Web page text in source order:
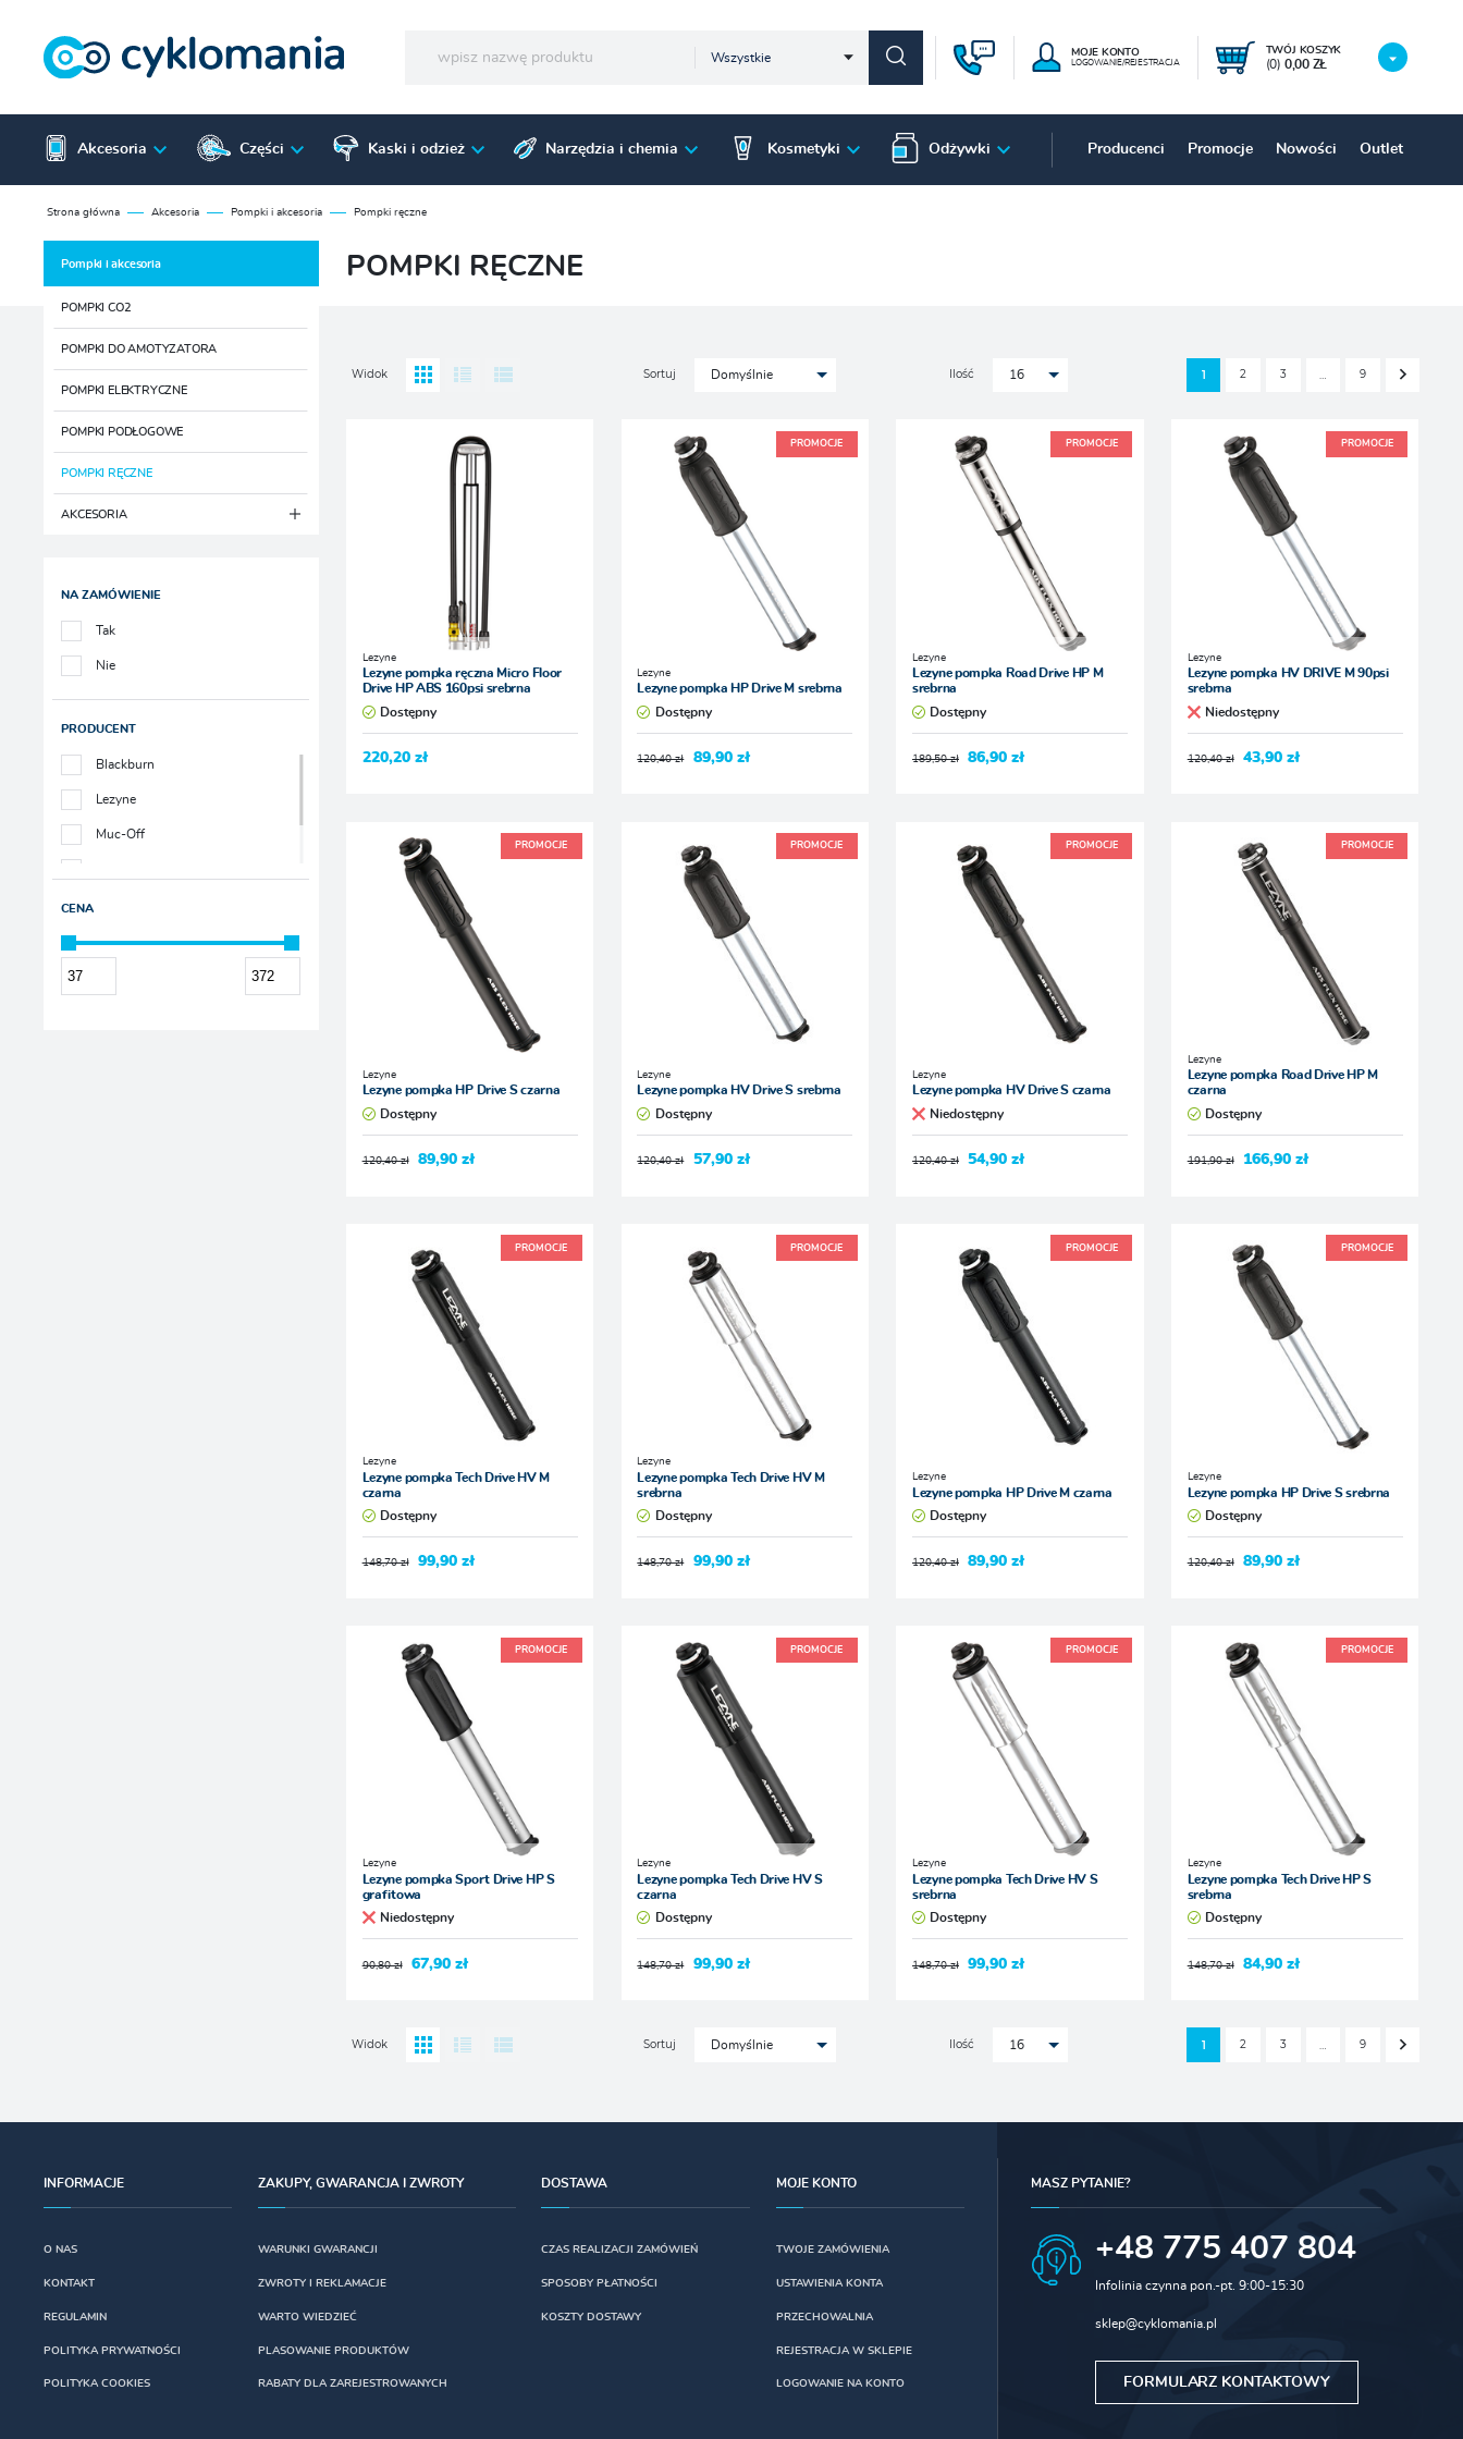
Wszystkie MOJE KONTO
LOGOWANIE/REJESTRACJA
TWÓJ KOSZYK
(0) 0,00 ZŁ
Akcesoria Części Kaski i odzież Narzędzia i chemia Kosmetyki Odżywki Producenci Promocje Nowości Outlet
Strona główna Akcesoria Pompki i akcesoria Pompki ręczne
Pompki i akcesoria
POMPKI CO2
POMPKI DO AMOTYZATORA
POMPKI ELEKTRYCZNE
POMPKI PODŁOGOWE
POMPKI RĘCZNE
AKCESORIA
Manometry
Przewody
Uszczelki
NA ZAMÓWIENIE
Tak
Nie
PRODUCENT
Blackburn
Lezyne
Muc-Off
CENA
POMPKI RĘCZNE
Widok Sortuj Domyślnie Ilość 16 1 2 3 … 9
Lezyne
Lezyne pompka ręczna Micro Floor
Drive HP ABS 160psi srebrna
Dostępny
220,20 zł
PROMOCJE
Lezyne
Lezyne pompka HP Drive M srebrna
Dostępny
120,40 zł 89,90 zł
PROMOCJE
Lezyne
Lezyne pompka Road Drive HP M
srebrna
Dostępny
189,50 zł 86,90 zł
PROMOCJE
Lezyne
Lezyne pompka HV DRIVE M 90psi
srebrna
Niedostępny
120,40 zł 43,90 zł
PROMOCJE
Lezyne
Lezyne pompka HP Drive S czarna
Dostępny
120,40 zł 89,90 zł
PROMOCJE
Lezyne
Lezyne pompka HV Drive S srebrna
Dostępny
120,40 zł 57,90 zł
PROMOCJE
Lezyne
Lezyne pompka HV Drive S czarna
Niedostępny
120,40 zł 54,90 zł
PROMOCJE
Lezyne
Lezyne pompka Road Drive HP M
czarna
Dostępny
191,90 zł 166,90 zł
PROMOCJE
Lezyne
Lezyne pompka Tech Drive HV M
czarna
Dostępny
148,70 zł 99,90 zł
PROMOCJE
Lezyne
Lezyne pompka Tech Drive HV M
srebrna
Dostępny
148,70 zł 99,90 zł
PROMOCJE
Lezyne
Lezyne pompka HP Drive M czarna
Dostępny
120,40 zł 89,90 zł
PROMOCJE
Lezyne
Lezyne pompka HP Drive S srebrna
Dostępny
120,40 zł 89,90 zł
PROMOCJE
Lezyne
Lezyne pompka Sport Drive HP S
grafitowa
Niedostępny
90,80 zł 67,90 zł
PROMOCJE
Lezyne
Lezyne pompka Tech Drive HV S
czarna
Dostępny
148,70 zł 99,90 zł
PROMOCJE
Lezyne
Lezyne pompka Tech Drive HV S
srebrna
Dostępny
148,70 zł 99,90 zł
PROMOCJE
Lezyne
Lezyne pompka Tech Drive HP S
srebrna
Dostępny
148,70 zł 84,90 zł
Widok Sortuj Domyślnie Ilość 16 1 2 3 9
INFORMACJE
O NAS
KONTAKT
REGULAMIN
POLITYKA PRYWATNOŚCI
POLITYKA COOKIES
ZAKUPY, GWARANCJA I ZWROTY
WARUNKI GWARANCJI
ZWROTY I REKLAMACJE
WARTO WIEDZIEĆ
PLASOWANIE PRODUKTÓW
RABATY DLA ZAREJESTROWANYCH
DOSTAWA
CZAS REALIZACJI ZAMÓWIEŃ
SPOSOBY PŁATNOŚCI
KOSZTY DOSTAWY
MOJE KONTO
TWOJE ZAMÓWIENIA
USTAWIENIA KONTA
PRZECHOWALNIA
REJESTRACJA W SKLEPIE
LOGOWANIE NA KONTO
MASZ PYTANIE?
+48 775 407 804
Infolinia czynna pon.-pt. 9:00-15:30
sklep@cyklomania.pl
FORMULARZ KONTAKTOWY